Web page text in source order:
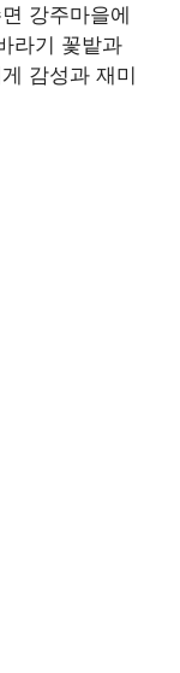
강주마을에
라기 꽃밭과
감성과 재미